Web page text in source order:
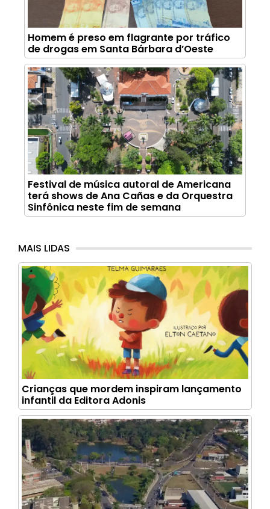
Homem é preso em flagrante por tráfico
de drogas em Santa Bárbara d’Oeste
Festival de música autoral de Americana
terá shows de Ana Cañas e da Orquestra
Sinfônica neste fim de semana
MAIS LIDAS
Crianças que mordem inspiram lançamento
infantil da Editora Adonis